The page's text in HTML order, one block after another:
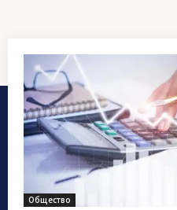
Здоровье
Интересное
Новости кино и ТВ
Новости России
Политика
Новости мира
Все материалы 7инфо
Общество